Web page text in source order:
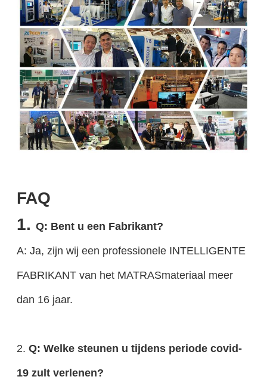
FAQ
1. Q: Bent u een Fabrikant?
A: Ja, zijn wij een professionele INTELLIGENTE
FABRIKANT van het MATRASmateriaal meer
dan 16 jaar.
2. Q: Welke steunen u tijdens periode covid-
19 zult verlenen?